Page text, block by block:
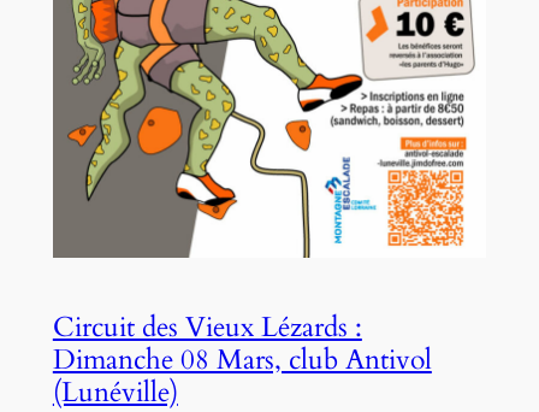
Circuit des Vieux Lézards :
Dimanche 08 Mars, club Antivol
(Lunéville)